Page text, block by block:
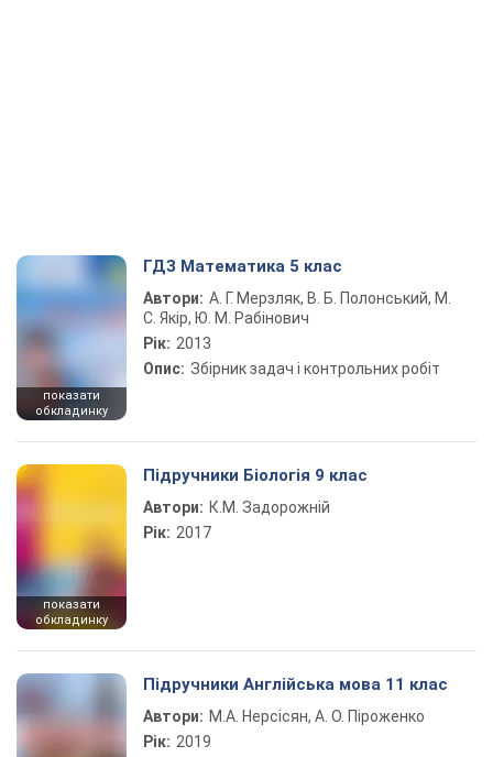
показати
обкладинку
ГДЗ Математика 5 клас
Автори: А. Г. Мерзляк, В. Б. Полонський, М.
С. Якір, Ю. М. Рабінович
Рік: 2013
Опис: Збірник задач і контрольних робіт
показати
обкладинку
Підручники Біологія 9 клас
Автори: К.М. Задорожній
Рік: 2017
Підручники Англійська мова 11 клас
Автори: М.А. Нерсісян, А. О. Піроженко
Рік: 2019